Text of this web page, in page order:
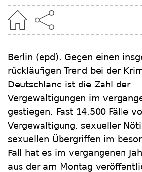
Berlin (epd). Gegen einen
rückläufigen Trend bei der
Deutschland ist die Zahl der
Vergewaltigungen im
gestiegen. Fast 14.500 Fälle
Vergewaltigung, sexueller
sexuellen Übergriffen im
Fall hat es im vergangenen
aus der am Montag